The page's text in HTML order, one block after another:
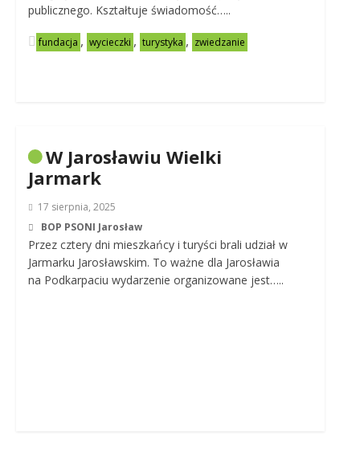
publicznego. Kształtuje świadomość…..
fundacja , wycieczki , turystyka , zwiedzanie
W Jarosławiu Wielki
Jarmark
17 sierpnia, 2025
BOP PSONI Jarosław
Przez cztery dni mieszkańcy i turyści brali udział w
Jarmarku Jarosławskim. To ważne dla Jarosławia
na Podkarpaciu wydarzenie organizowane jest…..